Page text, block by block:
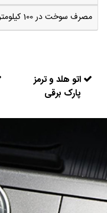
مصرف سوخت در 100 کیلومتر
اتو هلد و ترمز
پارک برقی